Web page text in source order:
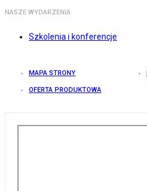
NASZE WYDARZENIA
Szkolenia i konferencje
MAPA STRONY
OFERTA PRODUKTOWA